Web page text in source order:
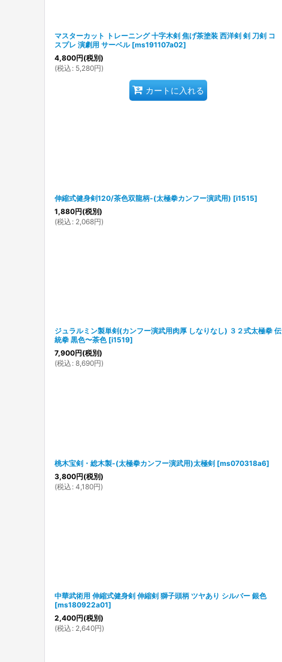
マスターカット トレーニング 十字木剣 焦げ茶塗装 西洋剣 剣 刀剣 コ
スプレ 演劇用 サーベル [ms191107a02]
4,800円(税別)
(税込 : 5,280円)
カートに入れる
伸縮式健身剣120/茶色双龍柄-(太極拳カンフー演武用) [i1515]
1,880円(税別)
(税込 : 2,068円)
ジュラルミン製単剣(カンフー演武用肉厚 しなりなし) ３２式太極拳 伝
統拳 黒色〜茶色 [i1519]
7,900円(税別)
(税込 : 8,690円)
桃木宝剣・総木製-(太極拳カンフー演武用)太極剣 [ms070318a6]
3,800円(税別)
(税込 : 4,180円)
中華武術用 伸縮式健身剣 伸縮剣 獅子頭柄 ツヤあり シルバー 銀色
[ms180922a01]
2,400円(税別)
(税込 : 2,640円)